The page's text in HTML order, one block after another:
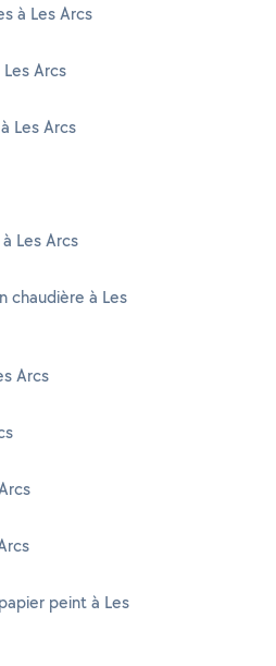
à Les Arcs
Arcs
Les Arcs
Les Arcs
chaudière à Les
Arcs
peint à Les